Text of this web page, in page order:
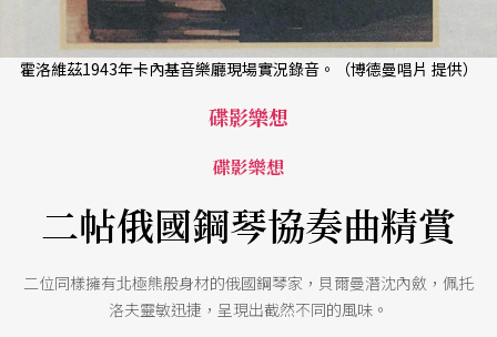
霍洛維茲1943年卡內基音樂廳現場實況錄音。（博德曼唱片 提供）
碟影樂想
碟影樂想
二帖俄國鋼琴協奏曲精賞
二位同樣擁有北極熊般身材的俄國鋼琴家，貝爾曼潛沈內斂，佩托
洛夫靈敏迅捷，呈現出截然不同的風味。